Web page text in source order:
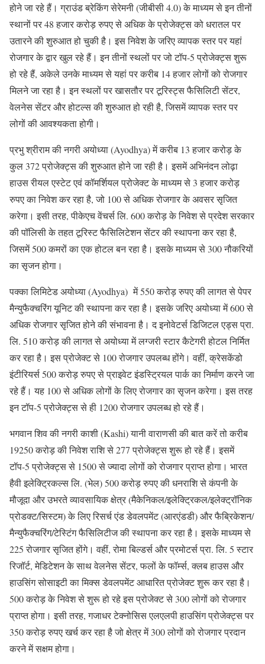
होने जा रहे हैं। ग्राउंड ब्रेकिंग सेरेमनी (जीबीसी 4.0) के माध्यम से इन तीनों
स्थानों पर 48 हजार करोड़ रुपए से अधिक के प्रोजेक्ट्स को धरातल पर
उतारने की शुरुआत हो चुकी है। इस निवेश के जरिए व्यापक स्तर पर यहां
रोजगार के द्वार खुल रहे हैं। इन तीनों स्थलों पर जो टॉप-5 प्रोजेक्ट्स शुरू
हो रहे हैं, अकेले उनके माध्यम से यहां पर करीब 14 हजार लोगों को रोजगार
मिलने जा रहा है। इन स्थलों पर खासतौर पर टूरिस्ट्स फैसिलिटी सेंटर,
वेलनेस सेंटर और होटल्स की शुरुआत हो रही है, जिसमें व्यापक स्तर पर
लोगों की आवश्यकता होगी।
प्रभु श्रीराम की नगरी अयोध्या (Ayodhya) में करीब 13 हजार करोड़ के
कुल 372 प्रोजेक्ट्स की शुरुआत होने जा रही है। इसमें अभिनंदन लोढ़ा
हाउस रीयल एस्टेट एवं कॉमर्शियल प्रोजेक्ट के माध्यम से 3 हजार करोड़
रुपए का निवेश कर रहा है, जो 100 से अधिक रोजगार के अवसर सृजित
करेगा। इसी तरह, पीकेएच वेंचर्स लि. 600 करोड़ के निवेश से प्रदेश सरकार
की पॉलिसी के तहत टूरिस्ट फैसिलिटेशन सेंटर की स्थापना कर रहा है,
जिसमें 500 कमरों का एक होटल बन रहा है। इसके माध्यम से 300 नौकरियों
का सृजन होगा।
पक्का लिमिटेड अयोध्या (Ayodhya) में 550 करोड़ रुपए की लागत से पेपर
मैन्युफैक्चरिंग यूनिट की स्थापना कर रहा है। इसके जरिए अयोध्या में 600 से
अधिक रोजगार सृजित होने की संभावना है। द इनोवेटर्स डिजिटल एड्स प्रा.
लि. 510 करोड़ की लागत से अयोध्या में लग्जरी स्टार कैटेगरी होटल निर्मित
कर रहा है। इस प्रोजेक्ट से 100 रोजगार उपलब्ध होंगे। वहीं, क्रेसकेंडो
इंटीरियर्स 500 करोड़ रुपए से प्राइवेट इंडस्ट्रियल पार्क का निर्माण करने जा
रहे हैं। यह 100 से अधिक लोगों के लिए रोजगार का सृजन करेगा। इस तरह
इन टॉप-5 प्रोजेक्ट्स से ही 1200 रोजगार उपलब्ध हो रहे हैं।
भगवान शिव की नगरी काशी (Kashi) यानी वाराणसी की बात करें तो करीब
19250 करोड़ की निवेश राशि से 277 प्रोजेक्ट्स शुरू हो रहे हैं। इसमें
टॉप-5 प्रोजेक्ट्स से 1500 से ज्यादा लोगों को रोजगार प्राप्त होगा। भारत
हैवी इलेक्ट्रिकल्स लि. (भेल) 500 करोड़ रुपए की धनराशि से कंपनी के
मौजूदा और उभरते व्यावसायिक क्षेत्र (मैकेनिकल/इलेक्ट्रिकल/इलेक्ट्रॉनिक
प्रोडक्ट/सिस्टम) के लिए रिसर्च एंड डेवलपमेंट (आरएंडडी) और फैब्रिकेशन/
मैन्युफैक्चरिंग/टेस्टिंग फैसिलिटीज की स्थापना कर रहा है। इसके माध्यम से
225 रोजगार सृजित होंगे। वहीं, रोमा बिल्डर्स और प्रमोटर्स प्रा. लि. 5 स्टार
रिजॉर्ट, मेडिटेशन के साथ वेलनेस सेंटर, फलों के फॉर्म्स, क्लब हाउस और
हाउसिंग सोसाइटी का मिक्स डेवलपमेंट आधारित प्रोजेक्ट शुरू कर रहा है।
500 करोड़ के निवेश से शुरू हो रहे इस प्रोजेक्ट से 300 लोगों को रोजगार
प्राप्त होगा। इसी तरह, गजाधर टेक्नोसिस एलएलपी हाउसिंग प्रोजेक्ट्स पर
350 करोड़ रुपए खर्च कर रहा है जो क्षेत्र में 300 लोगों को रोजगार प्रदान
करने में सक्षम होगा।